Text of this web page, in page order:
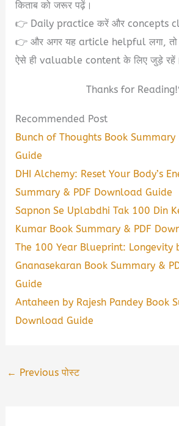
किताब को जरूर पढ़ें।
👉 Daily practice करें और concepts
👉 और अगर यह article helpful लगा,
ऐसे ही valuable content के लिए जुड़े रहें।
Thanks for
Recommended Post
Bunch of Thoughts Book
Guide
DHI Alchemy: Reset Your Body’s
Summary & PDF Download Guide
Sapnon Se Uplabdhi Tak 100 Din
Kumar Book Summary & PDF
The 100 Year Blueprint: Longevity
Gnanasekaran Book Summary &
Guide
Antaheen by Rajesh Pandey Book
Download Guide
← Previous पोस्ट